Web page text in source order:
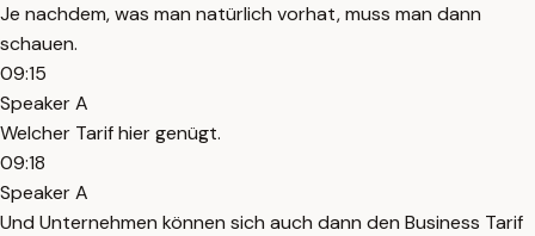
Je nachdem, was man natürlich vorhat, muss man dann
schauen.
09:15
Speaker A
Welcher Tarif hier genügt.
09:18
Speaker A
Und Unternehmen können sich auch dann den Business Tarif